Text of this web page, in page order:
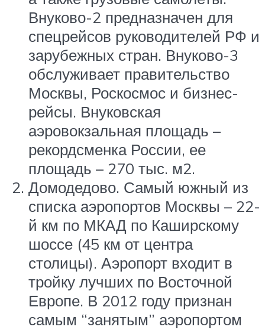
Внуково-2 предназначен для
спецрейсов руководителей РФ и
зарубежных стран. Внуково-3
обслуживает правительство
Москвы, Роскосмос и бизнес-
рейсы. Внуковская
аэровокзальная площадь –
рекордсменка России, ее
площадь – 270 тыс. м2.
Домодедово. Самый южный из
списка аэропортов Москвы – 22-
й км по МКАД по Каширскому
шоссе (45 км от центра
столицы). Аэропорт входит в
тройку лучших по Восточной
Европе. В 2012 году признан
самым “занятым” аэропортом